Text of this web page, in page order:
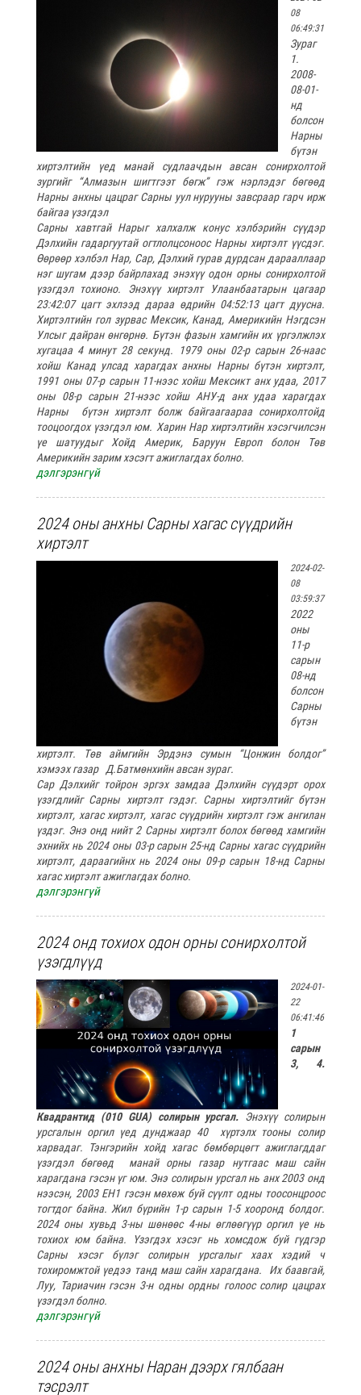
08
06:49:31
Зураг
1.
2008-
08-01-
нд
болсон
Нарны
бүтэн
хиртэлтийн үед манай судлаачдын авсан сонирхолтой
зургийг “Алмазын шигтгээт бөгж” гэж нэрлэдэг бөгөөд
Нарны анхны цацраг Сарны уул нурууны завсраар гарч ирж
байгаа үзэгдэл
Сарны хавтгай Нарыг халхалж конус хэлбэрийн сүүдэр
Дэлхийн гадаргуутай огтлолцсоноос Нарны хиртэлт үүсдэг.
Өөрөөр хэлбэл Нар, Сар, Дэлхий гурав дурдсан дарааллаар
нэг шугам дээр байрлахад энэхүү одон орны сонирхолтой
үзэгдэл тохионо. Энэхүү хиртэлт Улаанбаатарын цагаар
23:42:07 цагт эхлээд дараа өдрийн 04:52:13 цагт дуусна.
Хиртэлтийн гол зурвас Мексик, Канад, Америкийн Нэгдсэн
Улсыг дайран өнгөрнө. Бүтэн фазын хамгийн их үргэлжлэх
хугацаа 4 минут 28 секунд. 1979 оны 02-р сарын 26-наас
хойш Канад улсад харагдах анхны Нарны бүтэн хиртэлт,
1991 оны 07-р сарын 11-нээс хойш Мексикт анх удаа, 2017
оны 08-р сарын 21-нээс хойш АНУ-д анх удаа харагдах
Нарны бүтэн хиртэлт болж байгаагаараа сонирхолтойд
тооцоогдох үзэгдэл юм. Харин Нар хиртэлтийн хэсэгчилсэн
үе шатуудыг Хойд Америк, Баруун Европ болон Төв
Америкийн зарим хэсэгт ажиглагдах болно.
дэлгэрэнгүй
2024 оны анхны Сарны хагас сүүдрийн
хиртэлт
2024-02-
08
03:59:37
2022
оны
11-р
сарын
08-нд
болсон
Сарны
бүтэн
хиртэлт. Төв аймгийн Эрдэнэ сумын “Цонжин болдог”
хэмээх газар Д.Батмөнхийн авсан зураг.
Сар Дэлхийг тойрон эргэх замдаа Дэлхийн сүүдэрт орох
үзэгдлийг Сарны хиртэлт гэдэг. Сарны хиртэлтийг бүтэн
хиртэлт, хагас хиртэлт, хагас сүүдрийн хиртэлт гэж ангилан
үздэг. Энэ онд нийт 2 Сарны хиртэлт болох бөгөөд хамгийн
эхнийх нь 2024 оны 03-р сарын 25-нд Сарны хагас сүүдрийн
хиртэлт, дараагийнх нь 2024 оны 09-р сарын 18-нд Сарны
хагас хиртэлт ажиглагдах болно.
дэлгэрэнгүй
2024 онд тохиох одон орны сонирхолтой
үзэгдлүүд
2024-01-
22
06:41:46
1
сарын
3, 4.
Квадрантид (010 GUA) солирын урсгал. Энэхүү солирын
урсгалын оргил үед дунджаар 40 хүртэлх тооны солир
харвадаг. Тэнгэрийн хойд хагас бөмбөрцөгт ажиглагддаг
үзэгдэл бөгөөд манай орны газар нутгаас маш сайн
харагдана гэсэн үг юм. Энэ солирын урсгал нь анх 2003 онд
нээсэн, 2003 EH1 гэсэн мөхөж буй сүүлт одны тоосонцроос
тогтдог байна. Жил бүрийн 1-р сарын 1-5 хооронд болдог.
2024 оны хувьд 3-ны шөнөөс 4-ны өглөөгүүр оргил үе нь
тохиох юм байна. Үзэгдэх хэсэг нь хомсдож буй гүдгэр
Сарны хэсэг бүлэг солирын урсгалыг хаах хэдий ч
тохиромжтой үедээ танд маш сайн харагдана. Их баавгай,
Луу, Тариачин гэсэн 3-н одны ордны голоос солир цацрах
үзэгдэл болно.
дэлгэрэнгүй
2024 оны анхны Наран дээрх гялбаан
тэсрэлт